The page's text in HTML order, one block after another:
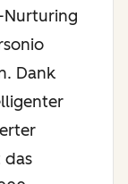
Nurturing
Dank
das